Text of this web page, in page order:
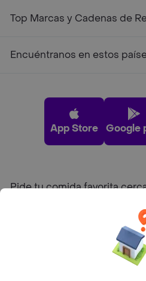
Top Marcas y Cadenas de
Encuéntranos en estos
App Store Google
Pide tu comida favorita